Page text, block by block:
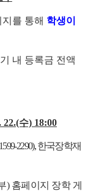
를 통해 학생이
내 등록금 전액
22.(수) 18:00
2290), 한국장학재
) 홈페이지 장학 게